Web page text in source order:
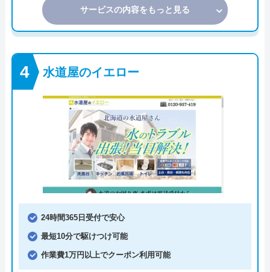
サービスの内容をもっと見る
水道屋のイエロー
24時間365日受付で安心
最短10分で駆けつけ可能
作業費1万円以上でクーポン利用可能